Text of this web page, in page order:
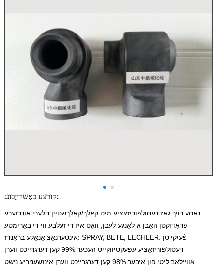
קורצע באַשרייַבונג:
נאַסע רויך גאַז דעסולפוריזאַציע מיט קאַלך/קאַלךשטיין סלערי אונדזערע
פּראָדוקטן האָבן אַ לאַנגע לעבן, וואָס איז די זעלבע ווי די באַרימטע
אינטערנאַציאָנאַלע בראַנדז: SPRAY, BETE, LECHLER. פֿעיִקייטן
דעסולפוריזאַציע עפעקטיווקייט העכער 99% קען דערגרייכט ווערן
אַוויילאַביליטי פון איבער 98% קען דערגרייכט ווערן אינזשעניריע נישט